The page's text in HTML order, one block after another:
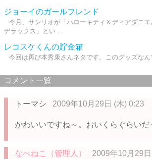
ジョーイのガールフレンド
今月、サンリオが「ハローキティ＆ディアダニ
デラックス」とい ...
レコスケくんの貯金箱
今回は再び本秀康さんネタです。このグッズなん
コメント一覧
トーマシ 2009年10月29日 (木) 0:23
かわいいですね～。おいくらぐらいだ
なべねこ（管理人） 2009年10月29